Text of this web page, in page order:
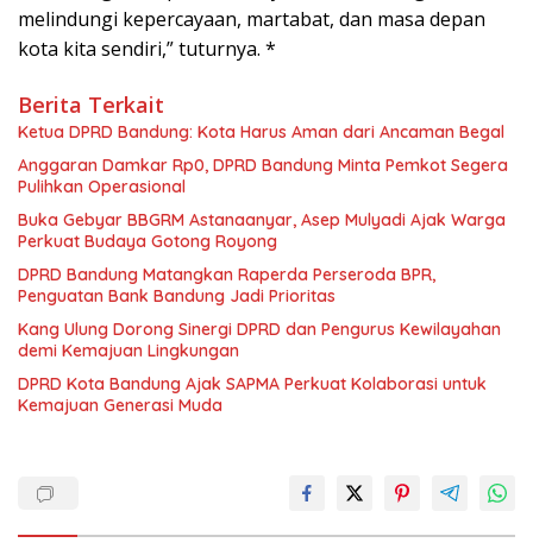
melindungi kepercayaan, martabat, dan masa depan
kota kita sendiri,” tuturnya. *
Berita Terkait
Ketua DPRD Bandung: Kota Harus Aman dari Ancaman Begal
Anggaran Damkar Rp0, DPRD Bandung Minta Pemkot Segera
Pulihkan Operasional
Buka Gebyar BBGRM Astanaanyar, Asep Mulyadi Ajak Warga
Perkuat Budaya Gotong Royong
DPRD Bandung Matangkan Raperda Perseroda BPR,
Penguatan Bank Bandung Jadi Prioritas
Kang Ulung Dorong Sinergi DPRD dan Pengurus Kewilayahan
demi Kemajuan Lingkungan
DPRD Kota Bandung Ajak SAPMA Perkuat Kolaborasi untuk
Kemajuan Generasi Muda